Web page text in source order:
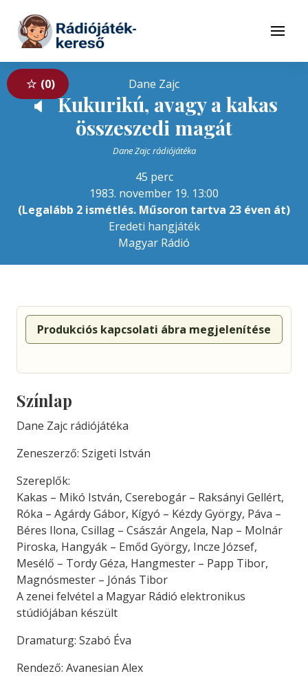
Tovább a tartalomhoz
Menü
0 Dane Zajc
🔈 Kukurikú, avagy a kakas
összeszedi magát
Dane Zajc rádiójátéka
45 perc
1983. november 19. 13:00
(Legalább 2 ismétlés. Műsoron tartva 23 éven át)
Eredeti hangjáték
Magyar Rádió
Produkciós kapcsolati ábra megjelenítése
Színlap
Dane Zajc rádiójátéka
Zeneszerző: Szigeti István
Szereplők:
Kakas – Mikó István, Cserebogár – Raksányi Gellért,
Róka – Agárdy Gábor, Kígyó – Kézdy György, Páva –
Béres Ilona, Csillag – Császár Angela, Nap – Molnár
Piroska, Hangyák – Emőd György, Incze József,
Mesélő – Tordy Géza, Hangmester – Papp Tibor,
Magnósmester – Jónás Tibor
A zenei felvétel a Magyar Rádió elektronikus
stúdiójában készült
Dramaturg: Szabó Éva
Rendező: Avanesian Alex